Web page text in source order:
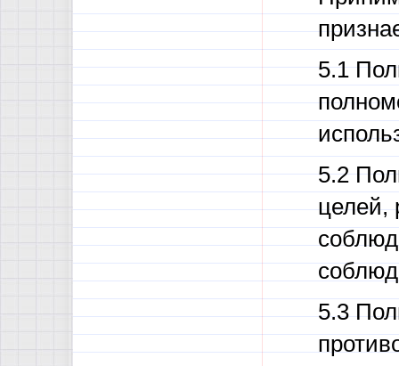
5.1
5.2
целей,
5.3